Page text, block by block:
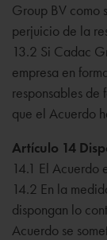
Group BV como
perjuicio de la
13.2 Si Cadac
empresa en
responsables de
que el Acuerdo
Artículo 14
14.1 El Acuerdo
14.2 En la
dispongan lo
Acuerdo se